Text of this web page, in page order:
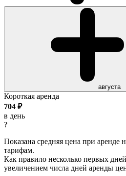
августа
Короткая аренда
704 ₽
в день
?
Показана средняя цена при аренде
тарифам.
Как правило несколько первых
увеличением числа дней аренды